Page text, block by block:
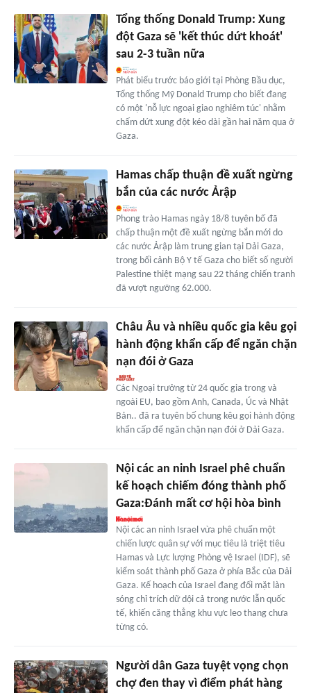
Tổng thống Donald Trump: Xung
đột Gaza sẽ 'kết thúc dứt khoát'
sau 2-3 tuần nữa
Phát biểu trước báo giới tại Phòng Bầu dục,
Tổng thống Mỹ Donald Trump cho biết đang
có một 'nỗ lực ngoại giao nghiêm túc' nhằm
chấm dứt xung đột kéo dài gần hai năm qua ở
Gaza.
Hamas chấp thuận đề xuất ngừng
bắn của các nước Ảrập
Phong trào Hamas ngày 18/8 tuyên bố đã
chấp thuận một đề xuất ngừng bắn mới do
các nước Ảrập làm trung gian tại Dải Gaza,
trong bối cảnh Bộ Y tế Gaza cho biết số người
Palestine thiệt mạng sau 22 tháng chiến tranh
đã vượt ngưỡng 62.000.
Châu Âu và nhiều quốc gia kêu gọi
hành động khẩn cấp để ngăn chặn
nạn đói ở Gaza
Các Ngoại trưởng từ 24 quốc gia trong và
ngoài EU, bao gồm Anh, Canada, Úc và Nhật
Bản.. đã ra tuyên bố chung kêu gọi hành động
khẩn cấp để ngăn chặn nạn đói ở Dải Gaza.
Nội các an ninh Israel phê chuẩn
kế hoạch chiếm đóng thành phố
Gaza:Đánh mất cơ hội hòa bình
Nội các an ninh Israel vừa phê chuẩn một
chiến lược quân sự với mục tiêu là triệt tiêu
Hamas và Lực lượng Phòng vệ Israel (IDF), sẽ
kiểm soát thành phố Gaza ở phía Bắc của Dải
Gaza. Kế hoạch của Israel đang đối mặt làn
sóng chỉ trích dữ dội cả trong nước lẫn quốc
tế, khiến căng thẳng khu vực leo thang chưa
từng có.
Người dân Gaza tuyệt vọng chọn
chợ đen thay vì điểm phát hàng